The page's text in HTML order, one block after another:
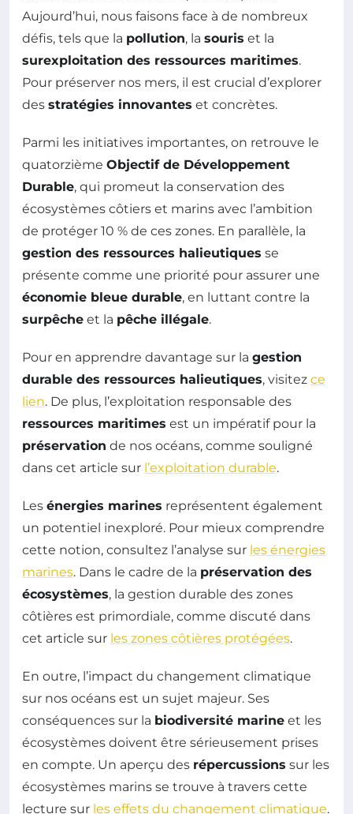
Aujourd’hui, nous faisons face à de nombreux
défis, tels que la pollution, la souris et la
surexploitation des ressources maritimes.
Pour préserver nos mers, il est crucial d’explorer
des stratégies innovantes et concrètes.
Parmi les initiatives importantes, on retrouve le
quatorzième Objectif de Développement
Durable, qui promeut la conservation des
écosystèmes côtiers et marins avec l’ambition
de protéger 10 % de ces zones. En parallèle, la
gestion des ressources halieutiques se
présente comme une priorité pour assurer une
économie bleue durable, en luttant contre la
surpêche et la pêche illégale.
Pour en apprendre davantage sur la gestion
durable des ressources halieutiques, visitez ce
lien. De plus, l’exploitation responsable des
ressources maritimes est un impératif pour la
préservation de nos océans, comme souligné
dans cet article sur l’exploitation durable.
Les énergies marines représentent également
un potentiel inexploré. Pour mieux comprendre
cette notion, consultez l’analyse sur les énergies
marines. Dans le cadre de la préservation des
écosystèmes, la gestion durable des zones
côtières est primordiale, comme discuté dans
cet article sur les zones côtières protégées.
En outre, l’impact du changement climatique
sur nos océans est un sujet majeur. Ses
conséquences sur la biodiversité marine et les
écosystèmes doivent être sérieusement prises
en compte. Un aperçu des répercussions sur les
écosystèmes marins se trouve à travers cette
lecture sur les effets du changement climatique.